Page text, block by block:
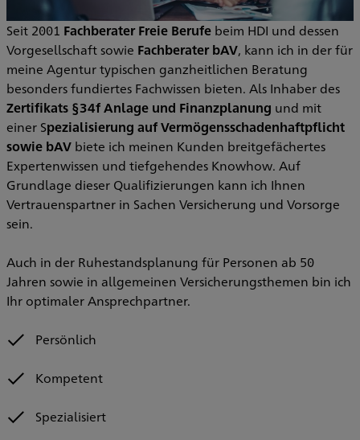
Seit 2001 Fachberater Freie Berufe beim HDI und dessen
Vorgesellschaft sowie Fachberater bAV, kann ich in der für
meine Agentur typischen ganzheitlichen Beratung
besonders fundiertes Fachwissen bieten. Als Inhaber des
Zertifikats §34f Anlage und Finanzplanung und mit
einer Spezialisierung auf Vermögensschadenhaftpflicht
sowie bAV biete ich meinen Kunden breitgefächertes
Expertenwissen und tiefgehendes Knowhow. Auf
Grundlage dieser Qualifizierungen kann ich Ihnen
Vertrauenspartner in Sachen Versicherung und Vorsorge
sein.
Auch in der Ruhestandsplanung für Personen ab 50
Jahren sowie in allgemeinen Versicherungsthemen bin ich
Ihr optimaler Ansprechpartner.
Persönlich
Kompetent
Spezialisiert